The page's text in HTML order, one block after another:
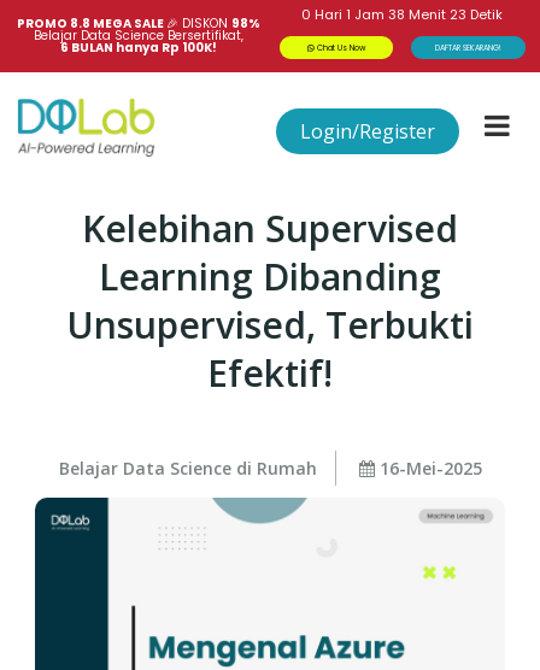
PROMO 8.8 MEGA SALE 🎉 DISKON 98%
Belajar Data Science Bersertifikat,
6 BULAN hanya Rp 100K!
0 Hari 1 Jam 38 Menit 23 Detik
Chat Us Now DAFTAR SEKARANG!
Login/Register
Kelebihan Supervised
Learning Dibanding
Unsupervised, Terbukti
Efektif!
Belajar Data Science di Rumah 16-Mei-2025